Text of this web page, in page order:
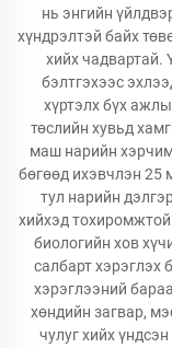
нь энгийн
хүндрэлтэй байх
хийх чадвартай.
бэлтгэхээс
хүртэлх бүх
төслийн хувьд
маш нарийн
бөгөөд ихэвчлэн 25
тул нарийн
хийхэд
биологийн хов
салбарт хэрэглэх
хэрэглээний
хөндийн загвар,
чулуг хийх